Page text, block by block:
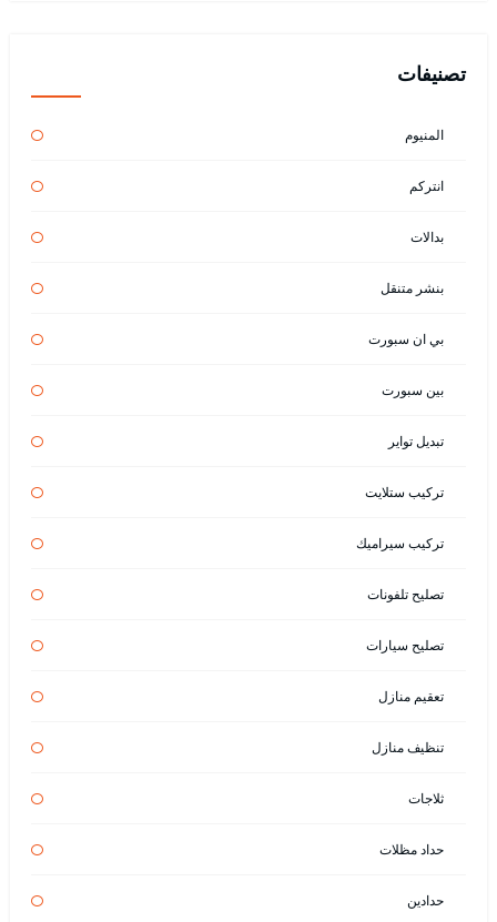
تصنيفات
المنيوم
انتركم
بدالات
بنشر متنقل
بي ان سبورت
بين سبورت
تبديل تواير
تركيب ستلايت
تركيب سيراميك
تصليح تلفونات
تصليح سيارات
تعقيم منازل
تنظيف منازل
ثلاجات
حداد مظلات
حدادين